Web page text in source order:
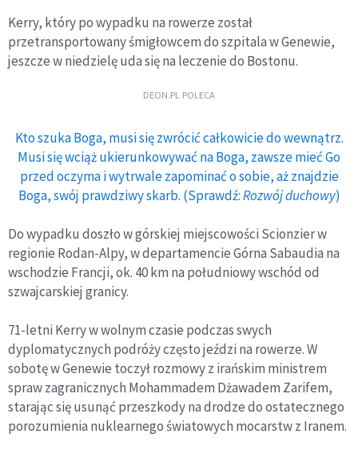
Kerry, który po wypadku na rowerze został
przetransportowany śmigłowcem do szpitala w Genewie,
jeszcze w niedzielę uda się na leczenie do Bostonu.
DEON.PL POLECA
Kto szuka Boga, musi się zwrócić całkowicie do wewnątrz.
Musi się wciąż ukierunkowywać na Boga, zawsze mieć Go
przed oczyma i wytrwale zapominać o sobie, aż znajdzie
Boga, swój prawdziwy skarb. (Sprawdź:Rozwój duchowy)
Do wypadku doszło w górskiej miejscowości Scionzier w
regionie Rodan-Alpy, w departamencie Górna Sabaudia na
wschodzie Francji, ok. 40 km na południowy wschód od
szwajcarskiej granicy.
71-letni Kerry w wolnym czasie podczas swych
dyplomatycznych podróży często jeździ na rowerze. W
sobotę w Genewie toczył rozmowy z irańskim ministrem
spraw zagranicznych Mohammadem Dżawadem Zarifem,
starając się usunąć przeszkody na drodze do ostatecznego
porozumienia nuklearnego światowych mocarstw z Iranem.